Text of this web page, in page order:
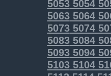
50535054
50635064
50735074
50835084
50935094
51035104